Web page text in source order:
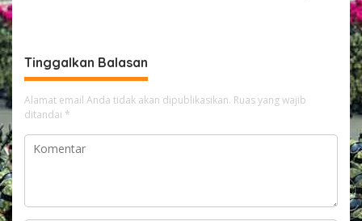
Tinggalkan Balasan
Alamat email Anda tidak akan dipublikasikan. Ruas yang wajib
ditandai *